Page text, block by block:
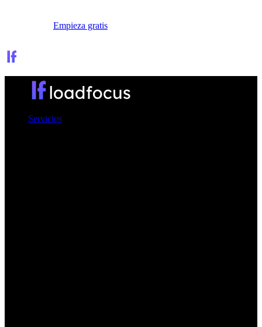
Empieza gratis
Servicios